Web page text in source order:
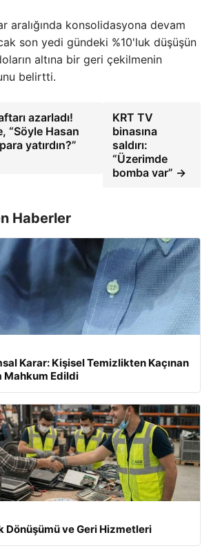
aralığında konsolidasyona devam
son yedi gündeki %10'luk düşüşün
altına bir geri çekilmenin
belirtti.
azarladı!
“Söyle Hasan
yatırdın?”
KRT TV
binasına
saldırı:
“Üzerimde
bomba var” →
Haberler
Karar: Kişisel Temizlikten Kaçınan
Mahkum Edildi
Dönüşümü ve Geri Hizmetleri